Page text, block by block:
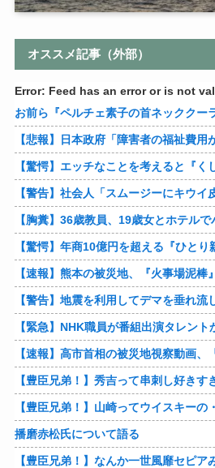
オススメ記事（外部）
Error: Feed has an error or is not
お前ら『ペルチェ素子の首ネッククー
【速報】熊本の被災地、『火事場泥
【豊臣兄弟！】秀吉って串刺し好きす
【豊臣兄弟！】山崎ってウイスキーの
播磨赤松氏について語る
【豊臣兄弟！】なんか一世風靡セピア